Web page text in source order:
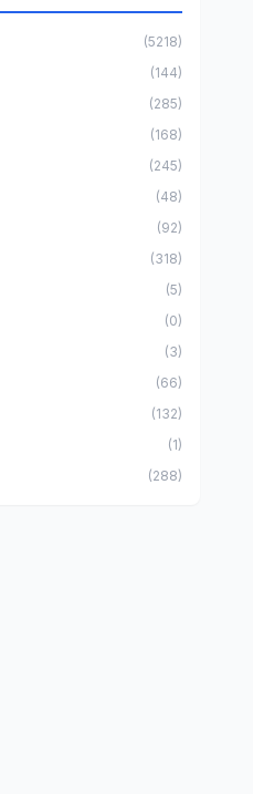
(5218)
(144)
(285)
(168)
(245)
(48)
(92)
(318)
(5)
(0)
(3)
(66)
(132)
(1)
(288)